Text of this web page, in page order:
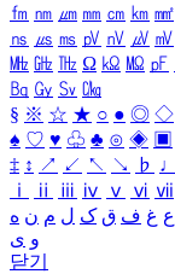
㎙ ㎚ ㎛ ㎜ ㎝ ㎞ ㎟
㎱ ㎲ ㎳ ㎴ ㎵ ㎶ ㎷
㎒ ㎓ ㎔ Ω ㏀ ㏁ ㎊
㏃ ㏉ ㏜ ㏆
§ ※ ☆ ★ ○ ● ◎ ◇
♠ ♡ ♥ ♧ ♣ ⊙ ◈ ▣
‡ ↕ ↗ ↙ ↖ ↘ ♭ ♩
ⅰ
ⅱ ⅲ ⅳ ⅴ ⅵ ⅶ
ع غ ف ق ک ل م ن ه
و ی
닫기